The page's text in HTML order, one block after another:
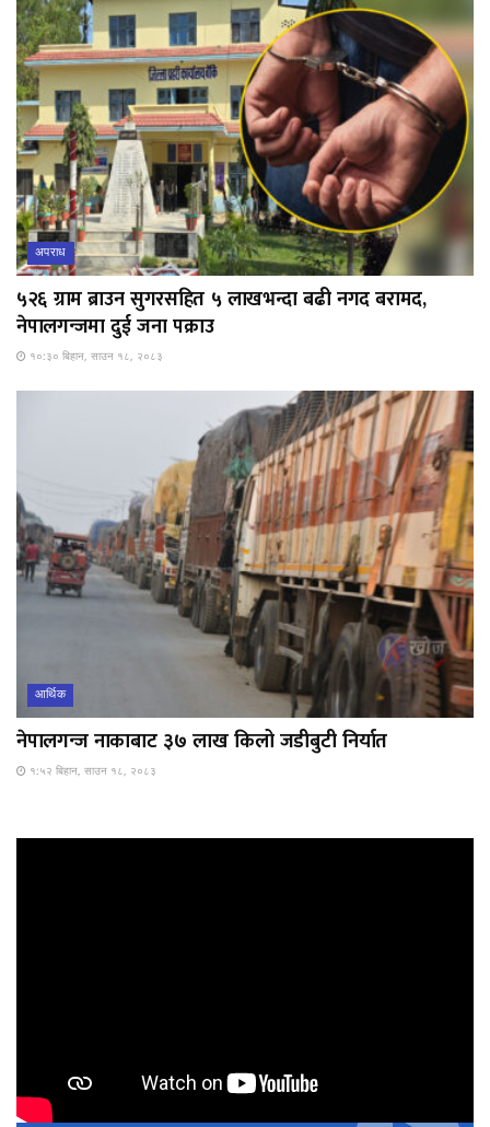
अपराध
५२६ ग्राम ब्राउन सुगरसहित ५ लाखभन्दा बढी नगद बरामद,
नेपालगन्जमा दुई जना पक्राउ
१०:३० बिहान, साउन १८, २०८३
आर्थिक
नेपालगन्ज नाकाबाट ३७ लाख किलो जडीबुटी निर्यात
१:५२ बिहान, साउन १८, २०८३